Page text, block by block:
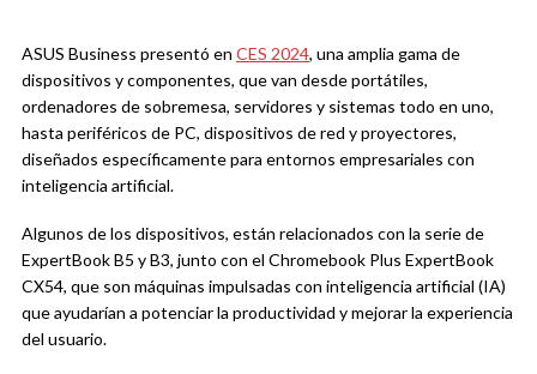
ASUS Business presentó en CES 2024, una amplia gama de
dispositivos y componentes, que van desde portátiles,
ordenadores de sobremesa, servidores y sistemas todo en uno,
hasta periféricos de PC, dispositivos de red y proyectores,
diseñados específicamente para entornos empresariales con
inteligencia artificial.
Algunos de los dispositivos, están relacionados con la serie de
ExpertBook B5 y B3, junto con el Chromebook Plus ExpertBook
CX54, que son máquinas impulsadas con inteligencia artificial (IA)
que ayudarían a potenciar la productividad y mejorar la experiencia
del usuario.